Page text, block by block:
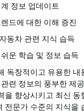
정보 업데이트
드에 대한 이해 증진
동차 관련 지식 습득
운 학습 및 정보 습득
독창적이고 유용한 내
련 정보의 풍부한 제
을 향상시키고 최신 동
전문가 수준의 지식을